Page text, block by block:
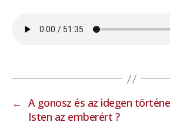
← A gonosz és az idegen
Isten az emberért ?